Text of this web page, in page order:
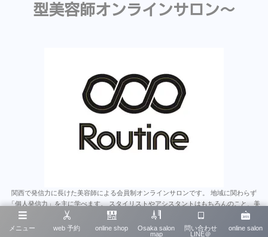
型美容師オンラインサロン〜
関西で発信力に長けた美容師による会員制オンラインサロンです。 地域に関わらず
「個人発信力」を主に学べます。 スタイリストやアシスタントはもちろんのこと、美
容師のみならず多くの業種にとって為になると思います。 沢山のオンラインサロンが
あるなか、そこで学んだことをいかに発信に繋げれるか、 は今後とても重要なスキル
メニュー web 予約 online shop
Osaka salon
map
問い合わせ
LINE＠
online salon